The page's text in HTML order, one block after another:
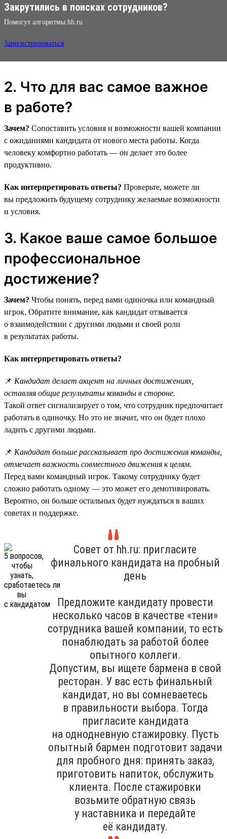
Закрутились в поисках сотрудников?
Помогут алгоритмы hh.ru
Зарегистрироваться
2. Что для вас самое важное
в работе?
Зачем? Сопоставить условия и возможности вашей компании
с ожиданиями кандидата от нового места работы. Когда
человеку комфортно работать — он делает это более
продуктивно.
Как интерпретировать ответы? Проверьте, можете ли
вы предложить будущему сотруднику желаемые возможности
и условия.
3. Какое ваше самое большое
профессиональное
достижение?
Зачем? Чтобы понять, перед вами одиночка или командный
игрок. Обратите внимание, как кандидат отзывается
о взаимодействии с другими людьми и своей роли
в результатах работы.
Как интерпретировать ответы?
📌 Кандидат делает акцент на личных достижениях,
оставляя общие результаты команды в стороне.
Такой ответ сигнализирует о том, что сотрудник предпочитает
работать в одиночку. Но это не значит, что он будет плохо
ладить с другими людьми.
📌 Кандидат больше рассказывает про достижения команды,
отмечает важность совместного движения к целям.
Перед вами командный игрок. Такому сотруднику будет
сложно работать одному — это может его демотивировать.
Вероятно, он больше остальных будет нуждаться в ваших
советах и поддержке.
Совет от hh.ru: пригласите
финального кандидата на пробный
день
Предложите кандидату провести
несколько часов в качестве «тени»
сотрудника вашей компании, то есть
понаблюдать за работой более
опытного коллеги.
Допустим, вы ищете бармена в свой
ресторан. У вас есть финальный
кандидат, но вы сомневаетесь
в правильности выбора. Тогда
пригласите кандидата
на однодневную стажировку. Пусть
опытный бармен подготовит задачи
для пробного дня: принять заказ,
приготовить напиток, обслужить
клиента. После стажировки
возьмите обратную связь
у наставника и передайте
её кандидату.